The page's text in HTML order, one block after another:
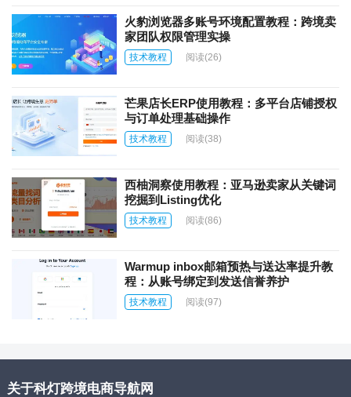
火豹浏览器多账号环境配置教程：跨境卖
家团队权限管理实操
技术教程 阅读(26)
芒果店长ERP使用教程：多平台店铺授权
与订单处理基础操作
技术教程 阅读(38)
西柚洞察使用教程：亚马逊卖家从关键词
挖掘到Listing优化
技术教程 阅读(86)
Warmup inbox邮箱预热与送达率提升教
程：从账号绑定到发送信誉养护
技术教程 阅读(97)
关于科灯跨境电商导航网